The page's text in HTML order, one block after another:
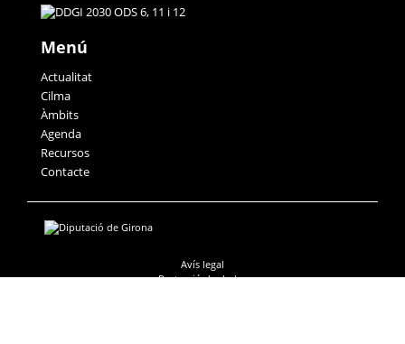
Menú
Actualitat
Cilma
Àmbits
Agenda
Recursos
Contacte
Avís legal
Protecció de dades